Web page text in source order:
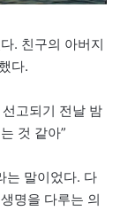
. 친구의 아버지
다.
고되기 전날 밤
것 같아”
는 말이었다. 다
명을 다루는 의